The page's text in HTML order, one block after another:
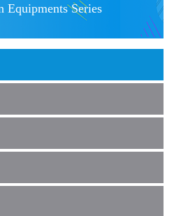
i
g
i
Equipments Series